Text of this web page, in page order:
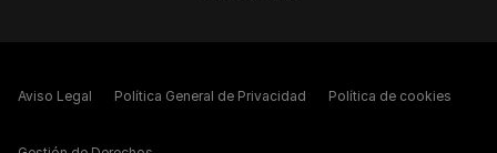
Aviso Legal Política General de Privacidad Política de cookies